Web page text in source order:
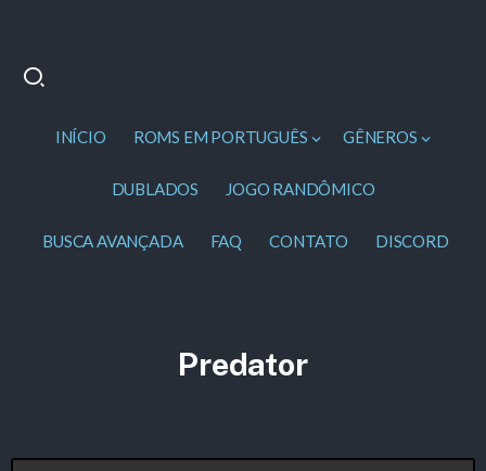
INÍCIO ROMS EM PORTUGUÊS GÊNEROS
DUBLADOS JOGO RANDÔMICO
BUSCA AVANÇADA FAQ CONTATO DISCORD
Predator